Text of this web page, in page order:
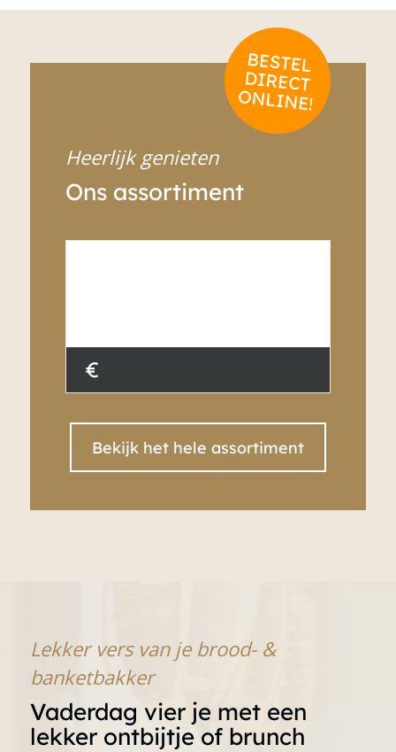
Heerlijk genieten
Ons assortiment
€
Bekijk het hele assortiment
Lekker vers van je brood- &
banketbakker
Vaderdag vier je met een
lekker ontbijtje of brunch